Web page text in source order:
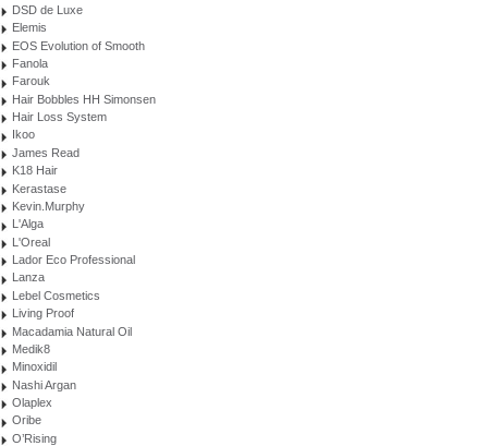
DSD de Luxe
Elemis
EOS Evolution of Smooth
Fanola
Farouk
Hair Bobbles HH Simonsen
Hair Loss System
Ikoo
James Read
K18 Hair
Kerastase
Kevin.Murphy
L'Alga
L'Oreal
Lador Eco Professional
Lanza
Lebel Cosmetics
Living Proof
Macadamia Natural Oil
Medik8
Minoxidil
Nashi Argan
Olaplex
Oribe
O’Rising